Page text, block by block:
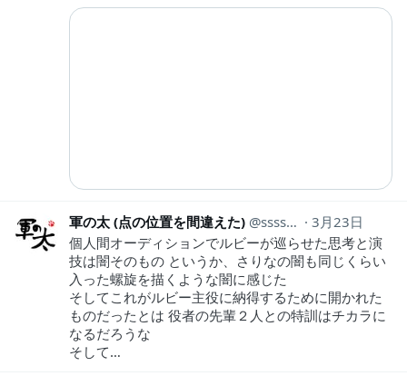
軍の太 (点の位置を間違えた) ssss2kpsbmr
3月23日
個人間オーディションでルビーが巡らせた思考と演
技は闇そのもの というか、さりなの闇も同じくらい
入った螺旋を描くような闇に感じた
そしてこれがルビー主役に納得するために開かれた
ものだったとは 役者の先輩２人との特訓はチカラに
なるだろうな
そして…